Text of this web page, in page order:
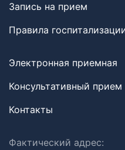
Запись на прием
Правила
Электронная приемная
Консультативный прием
Контакты
Фактический адрес: